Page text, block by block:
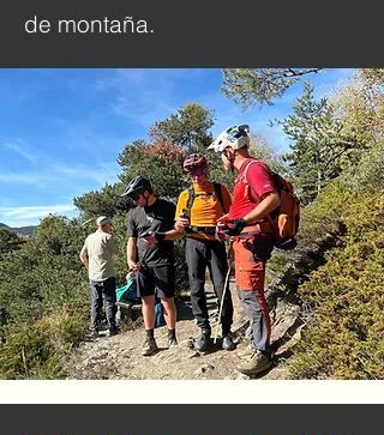
de montaña.